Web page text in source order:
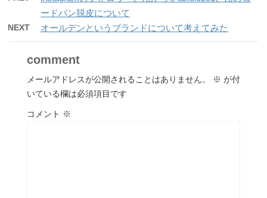
ードバン脱皮について
NEXT オールデンというブランドについて考えてみた
comment
メールアドレスが公開されることはありません。 ※ が付
いている欄は必須項目です
コメント ※